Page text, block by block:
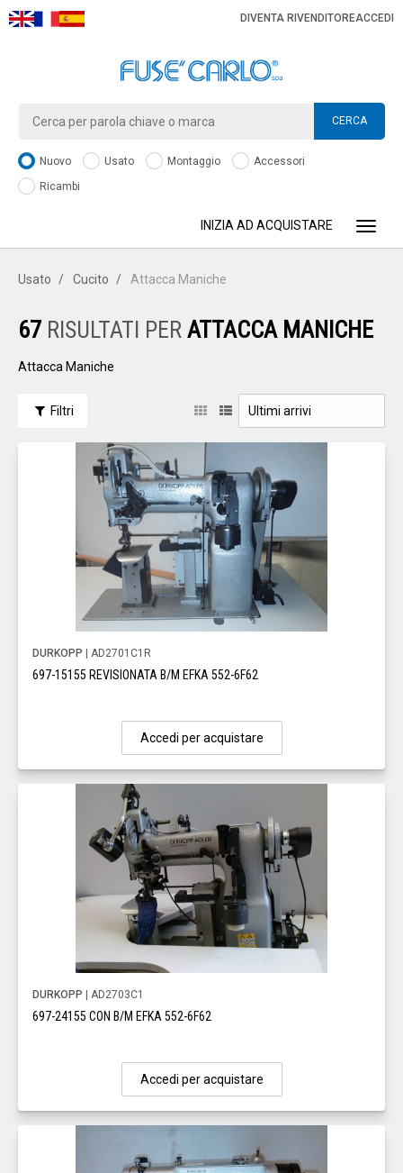
DIVENTA RIVENDITOREACCEDI
CERCA
Nuovo Usato Montaggio
Accessori
Ricambi
INIZIA AD ACQUISTARE
Usato Cucito Attacca Maniche
67 RISULTATI PER ATTACCA MANICHE
Attacca Maniche
Filtri
DURKOPP | AD2701C1R
697-15155 REVISIONATA B/M EFKA 552-6F62
Accedi per acquistare
DURKOPP | AD2703C1
697-24155 CON B/M EFKA 552-6F62
Accedi per acquistare